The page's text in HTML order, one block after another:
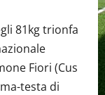
81kg trionfa
Fiori (Cus
testa di